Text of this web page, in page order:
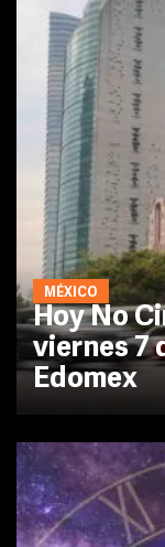
MÉXICO
Hoy No
viernes 7
Edomex